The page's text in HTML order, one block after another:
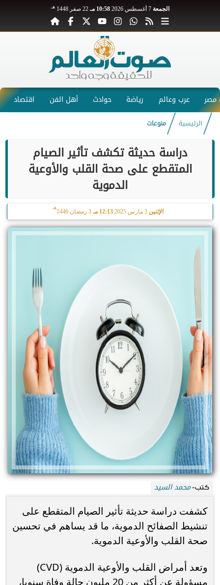
الجمعة 7 أغسطس 2026 10:58 مـ 22 صفر 1448 هـ
عرب وعالم رياضة حوادث أهل الفن اقتصاد
الرئيسية منوعات
دراسة حديثة تكشف تأثير الصيام
المتقطع على صحة القلب والأوعية
الدموية
الإثنين 12:13 مـ 3 رمضان 1446
هـ
كتب-محمد السيد
كشفت دراسة حديثة تأثير الصيام المتقطع على
تنشيط الصفائح الدموية، ما قد يساهم في تحسين
صحة القلب والأوعية الدموية.
وتعد أمراض القلب والأوعية الدموية (CVD)
مسؤولة عن أكثر من 20 مليون حالة وفاة سنويا،